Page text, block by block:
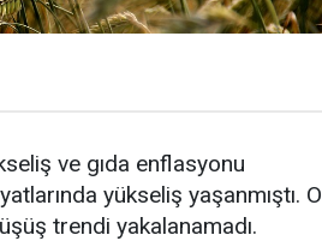
ve gıda enflasyonu
yükseliş yaşanmıştı. O
trendi yakalanamadı.